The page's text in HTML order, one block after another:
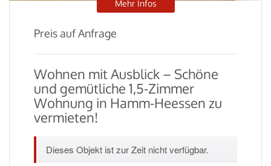
Mehr Infos
Preis auf Anfrage
Wohnen mit Ausblick – Schöne
und gemütliche 1,5-Zimmer
Wohnung in Hamm-Heessen zu
vermieten!
Dieses Objekt ist zur Zeit nicht verfügbar.